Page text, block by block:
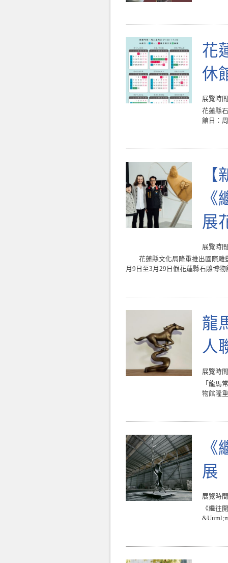
花
休
展覽時
花蓮縣
館日：
展
展覽時
花蓮縣文化局隆重推出國際雕塑
月9日至3月29日假花蓮縣石雕博
龍
人
展覽時
「龍馬
物館隆
展
展覽時
《繼往